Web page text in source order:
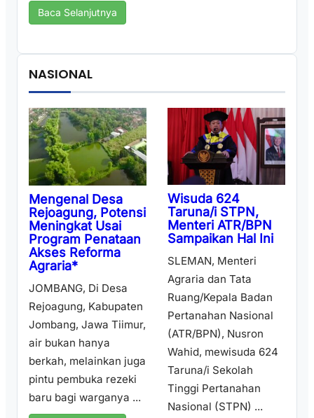
Baca Selanjutnya
NASIONAL
Mengenal Desa
Rejoagung, Potensi
Meningkat Usai
Program Penataan
Akses Reforma
Agraria*
JOMBANG, Di Desa
Rejoagung, Kabupaten
Jombang, Jawa Tiimur,
air bukan hanya
berkah, melainkan juga
pintu pembuka rezeki
baru bagi warganya ...
Wisuda 624
Taruna/i STPN,
Menteri ATR/BPN
Sampaikan Hal Ini
SLEMAN, Menteri
Agraria dan Tata
Ruang/Kepala Badan
Pertanahan Nasional
(ATR/BPN), Nusron
Wahid, mewisuda 624
Taruna/i Sekolah
Tinggi Pertanahan
Nasional (STPN) ...